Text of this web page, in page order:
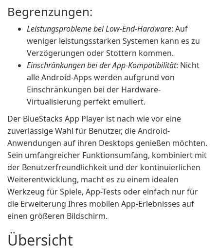
Begrenzungen:
Leistungsprobleme bei Low-End-Hardware: Auf
weniger leistungsstarken Systemen kann es zu
Verzögerungen oder Stottern kommen.
Einschränkungen bei der App-Kompatibilität: Nicht
alle Android-Apps werden aufgrund von
Einschränkungen bei der Hardware-
Virtualisierung perfekt emuliert.
Der BlueStacks App Player ist nach wie vor eine
zuverlässige Wahl für Benutzer, die Android-
Anwendungen auf ihren Desktops genießen möchten.
Sein umfangreicher Funktionsumfang, kombiniert mit
der Benutzerfreundlichkeit und der kontinuierlichen
Weiterentwicklung, macht es zu einem idealen
Werkzeug für Spiele, App-Tests oder einfach nur für
die Erweiterung Ihres mobilen App-Erlebnisses auf
einen größeren Bildschirm.
Übersicht